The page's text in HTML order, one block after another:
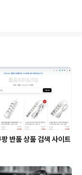
당
1, 2
장
한
반품 상품 검색 사이트